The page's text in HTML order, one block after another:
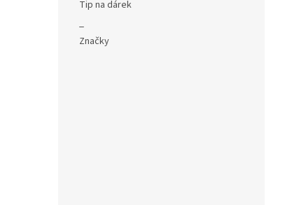
Tip na dárek
_
Značky